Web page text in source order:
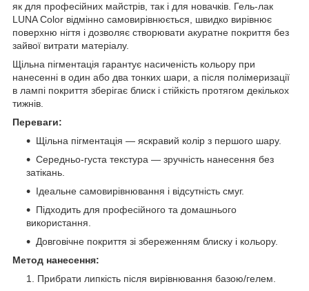
як для професійних майстрів, так і для новачків. Гель-лак
LUNA Color відмінно самовирівнюється, швидко вирівнює
поверхню нігтя і дозволяє створювати акуратне покриття без
зайвої витрати матеріалу.
Щільна пігментація гарантує насиченість кольору при
нанесенні в один або два тонких шари, а після полімеризації
в лампі покриття зберігає блиск і стійкість протягом декількох
тижнів.
Переваги:
Щільна пігментація — яскравий колір з першого шару.
Середньо-густа текстура — зручність нанесення без
затікань.
Ідеальне самовирівнювання і відсутність смуг.
Підходить для професійного та домашнього
використання.
Довговічне покриття зі збереженням блиску і кольору.
Метод нанесення:
Прибрати липкість після вирівнювання базою/гелем.